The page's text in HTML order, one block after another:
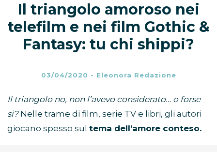
Il triangolo amoroso nei
telefilm e nei film Gothic &
Fantasy: tu chi shippi?
03/04/2020 - Eleonora Redazione
Il triangolo no, non l’avevo considerato… o forse
si?Nelle trame di film, serie TV e libri, gli autori
giocano spesso sul tema dell’amore conteso.